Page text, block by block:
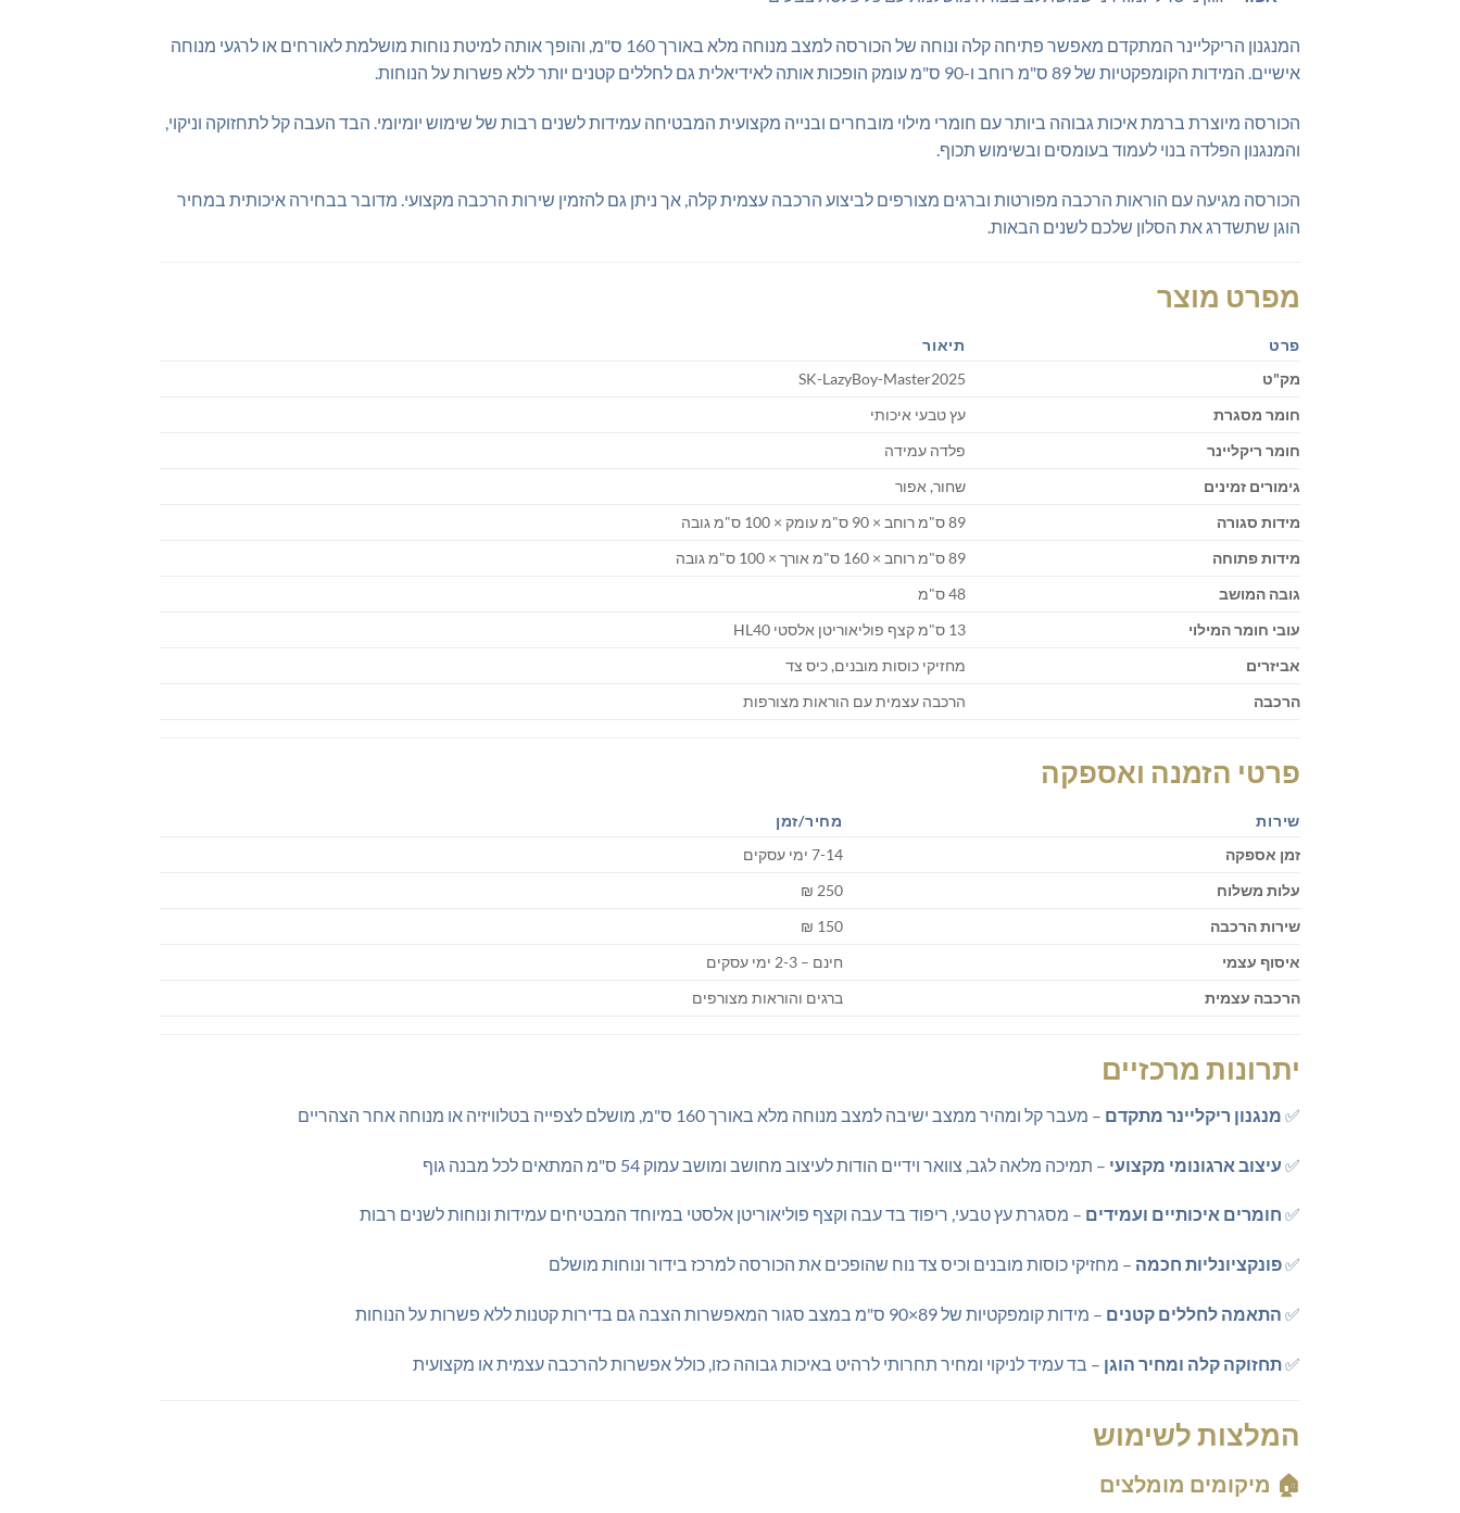
המנגנון הריקליינר המתקדם מאפשר פתיחה קלה ונוחה של הכורסה למצב מנוחה מלא באורך 160 ס"מ, והופך אותה למיטת נוחות מושלמת לאורחים או לרגעי מנוחה
אישיים. המידות הקומפקטיות של 89 ס"מ רוחב ו-90 ס"מ עומק הופכות אותה לאידיאלית גם לחללים קטנים יותר ללא פשרות על הנוחות.
הכורסה מיוצרת ברמת איכות גבוהה ביותר עם חומרי מילוי מובחרים ובנייה מקצועית המבטיחה עמידות לשנים רבות של שימוש יומיומי. הבד העבה קל לתחזוקה וניקוי,
והמנגנון הפלדה בנוי לעמוד בעומסים ובשימוש תכוף.
הכורסה מגיעה עם הוראות הרכבה מפורטות וברגים מצורפים לביצוע הרכבה עצמית קלה, אך ניתן גם להזמין שירות הרכבה מקצועי. מדובר בבחירה איכותית במחיר
הוגן שתשדרג את הסלון שלכם לשנים הבאות.
מפרט מוצר
פרט
תיאור
מק"ט
SK-LazyBoy-Master2025
חומר מסגרת
עץ טבעי איכותי
חומר ריקליינר
פלדה עמידה
גימורים זמינים
שחור, אפור
מידות סגורה
89 ס"מ רוחב × 90 ס"מ עומק × 100 ס"מ גובה
מידות פתוחה
89 ס"מ רוחב × 160 ס"מ אורך × 100 ס"מ גובה
גובה המושב
48 ס"מ
עובי חומר המילוי
13 ס"מ קצף פוליאוריטן אלסטי HL40
אביזרים
מחזיקי כוסות מובנים, כיס צד
הרכבה
הרכבה עצמית עם הוראות מצורפות
פרטי הזמנה ואספקה
שירות
מחיר/זמן
זמן אספקה
7-14 ימי עסקים
עלות משלוח
250 ₪
שירות הרכבה
150 ₪
איסוף עצמי
חינם – 2-3 ימי עסקים
הרכבה עצמית
ברגים והוראות מצורפים
יתרונות מרכזיים
✅ מנגנון ריקליינר מתקדם – מעבר קל ומהיר ממצב ישיבה למצב מנוחה מלא באורך 160 ס"מ, מושלם לצפייה בטלוויזיה או מנוחה אחר הצהריים
✅ עיצוב ארגונומי מקצועי – תמיכה מלאה לגב, צוואר וידיים הודות לעיצוב מחושב ומושב עמוק 54 ס"מ המתאים לכל מבנה גוף
✅ חומרים איכותיים ועמידים – מסגרת עץ טבעי, ריפוד בד עבה וקצף פוליאוריטן אלסטי במיוחד המבטיחים עמידות ונוחות לשנים רבות
✅פונקציונליות חכמה – מחזיקי כוסות מובנים וכיס צד נוח שהופכים את הכורסה למרכז בידור ונוחות מושלם
✅ התאמה לחללים קטנים – מידות קומפקטיות של 89×90 ס"מ במצב סגור המאפשרות הצבה גם בדירות קטנות ללא פשרות על הנוחות
✅תחזוקה קלה ומחיר הוגן – בד עמיד לניקוי ומחיר תחרותי לרהיט באיכות גבוהה כזו, כולל אפשרות להרכבה עצמית או מקצועית
המלצות לשימוש
🏠 מיקומים מומלצים